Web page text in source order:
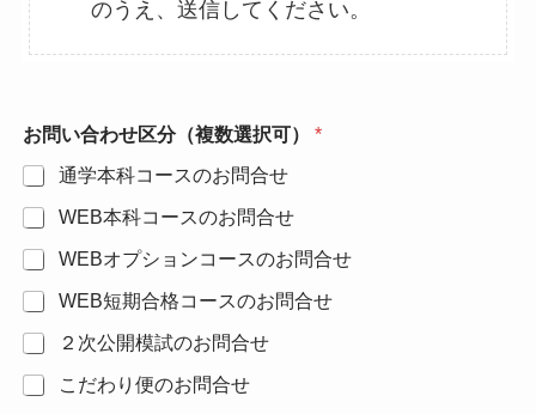
のうえ、送信してください。
お問い合わせ区分（複数選択可） *
通学本科コースのお問合せ
WEB本科コースのお問合せ
WEBオプションコースのお問合せ
WEB短期合格コースのお問合せ
２次公開模試のお問合せ
こだわり便のお問合せ